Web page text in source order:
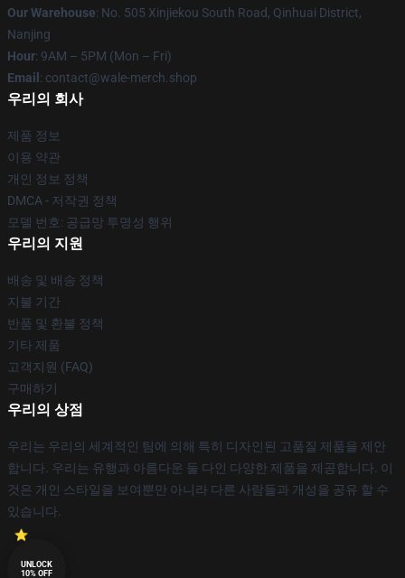
Our Warehouse: No. 505 Xinjiekou South Road, Qinhuai District,
Nanjing
Hour: 9AM – 5PM (Mon – Fri)
Email : contact@wale-merch.shop
우리의 회사
제품 정보
이용 약관
개인 정보 정책
DMCA - 저작권 정책
모델 번호: 공급망 투명성 행위
우리의 지원
배송 및 배송 정책
지불 기간
반품 및 환불 정책
기타 제품
고객지원 (FAQ)
구매하기
우리의 상점
우리는 우리의 세계적인 팀에 의해 특히 디자인된 고품질 제품을 제안
합니다. 우리는 유행과 아름다운 둘 다인 다양한 제품을 제공합니다. 이
것은 개인 스타일을 보여뿐만 아니라 다른 사람들과 개성을 공유 할 수
있습니다.
UNLOCK
10% OFF